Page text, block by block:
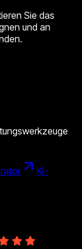
Sie das
und an
KI-